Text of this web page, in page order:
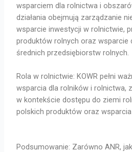
wsparciem dla rolnictwa i
działania obejmują zarządzanie
wsparcie inwestycji w rolnictwie,
produktów rolnych oraz wsparcie
średnich przedsiębiorstw rolnych.
Rola w rolnictwie: KOWR pełni
wsparcia dla rolników i rolnictwa,
w kontekście dostępu do ziemi
polskich produktów oraz
Podsumowanie: Zarówno ANR,